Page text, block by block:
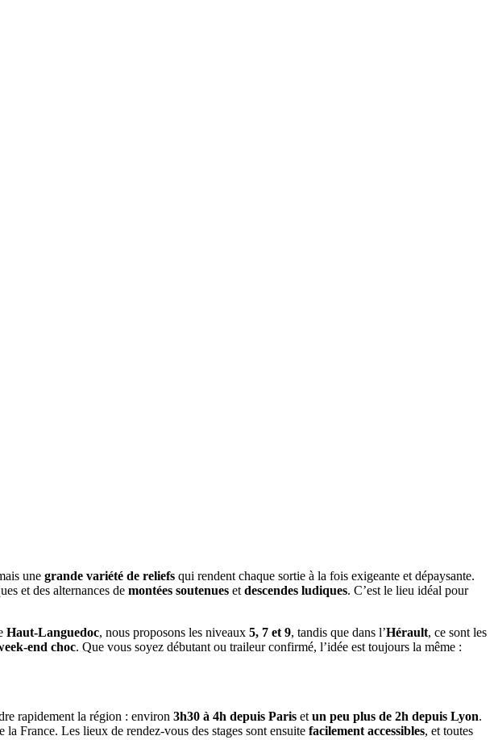
une grande variété de reliefs qui rendent chaque sortie à la fois exigeante et dépaysante.
et des alternances de montées soutenues et descendes ludiques. C’est le lieu idéal pour
Haut-Languedoc, nous proposons les niveaux 5, 7 et 9, tandis que dans l’Hérault, ce sont les
end choc. Que vous soyez débutant ou traileur confirmé, l’idée est toujours la même :
rapidement la région : environ 3h30 à 4h depuis Paris et un peu plus de 2h depuis Lyon.
la France. Les lieux de rendez-vous des stages sont ensuite facilement accessibles, et toutes